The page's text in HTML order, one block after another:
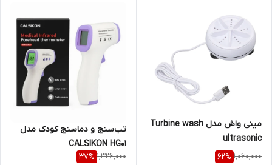
مینی‌ واش مدل Turbine wash
ultrasonic
1,060,000
62%
تب‌سنج و دماسنج کودک مدل
CALSIKON HG01
1,326,000
37%